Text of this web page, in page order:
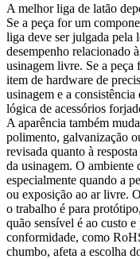
A melhor liga de latão
Se a peça for um
liga deve ser julgada pela
desempenho relacionado
usinagem livre. Se a
item de hardware de
usinagem e a
lógica de acessórios
A aparência também
polimento, galvanização
revisada quanto à
da usinagem. O ambiente
especialmente quando a
ou exposição ao ar livre.
o trabalho é para
quão sensível é ao custo
conformidade, como
chumbo, afeta a escolha